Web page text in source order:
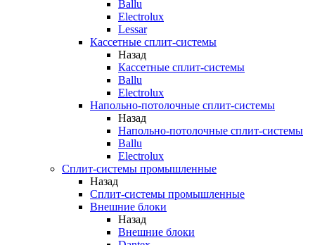
Ballu
Electrolux
Lessar
Кассетные сплит-системы
Назад
Кассетные сплит-системы
Ballu
Electrolux
Напольно-потолочные сплит-системы
Назад
Напольно-потолочные сплит-системы
Ballu
Electrolux
Сплит-системы промышленные
Назад
Сплит-системы промышленные
Внешние блоки
Назад
Внешние блоки